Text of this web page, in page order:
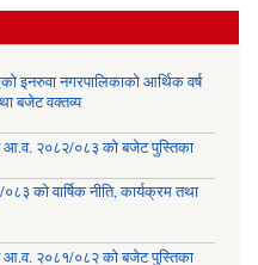
इनरुवा नगरपालिकाको आर्थिक वर्ष
बजेट वक्तव्य
२०८२/०८३ को बजेट पुस्तिका
को वार्षिक नीति, कार्यक्रम तथा
२०८१/०८२ को बजेट पुस्तिका